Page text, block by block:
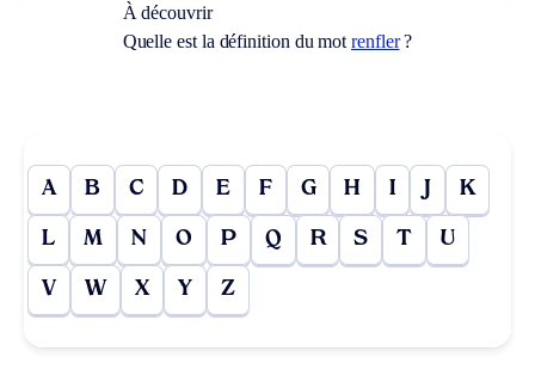
À découvrir
Quelle est la définition du motrenfler?
A B C D E F G H I J K
L M N O P Q R S T U
V W X Y Z